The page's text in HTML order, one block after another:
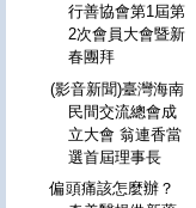
行善協會第1屆第
2次會員大會暨新
春團拜
(影音新聞)臺灣海南
民間交流總會成
立大會 翁連香當
選首屆理事長
偏頭痛該怎麼辦？